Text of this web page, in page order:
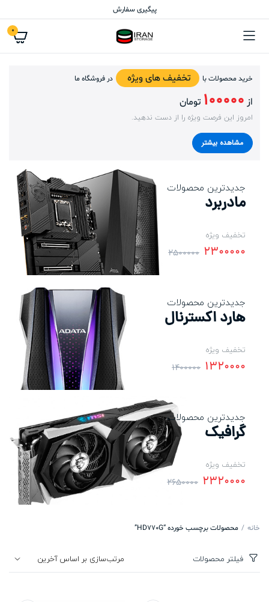
پیگیری سفارش
0
خرید محصولات با تخفیف های ویژه در فروشگاه ما
از 100000 تومان
امروز این فرصت ویژه را از دست ندهید.
مشاهده بیشتر
جدیدترین محصولات
مادربرد
تخفیف ویژه
2500000 2300000
جدیدترین محصولات
هارد اکسترنال
تخفیف ویژه
1400000 1320000
جدیدترین محصولات
گرافیک
تخفیف ویژه
2650000 2320000
خانه محصولات برچسب خورده “HD770G”
فیلتر محصولات